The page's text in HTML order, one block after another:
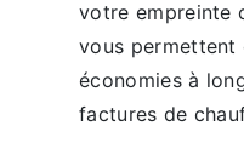
votre empreinte
vous permettent
économies à
factures de